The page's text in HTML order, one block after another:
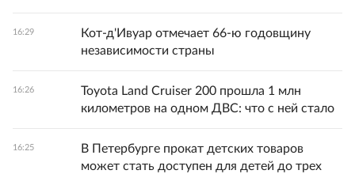
16:29
Кот-д'Ивуар отмечает 66-ю годовщину
независимости страны
16:26
Toyota Land Cruiser 200 прошла 1 млн
километров на одном ДВС: что с ней стало
16:25
В Петербурге прокат детских товаров
может стать доступен для детей до трех